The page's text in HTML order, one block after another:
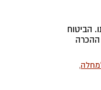
הביטוח
ההכרה
,